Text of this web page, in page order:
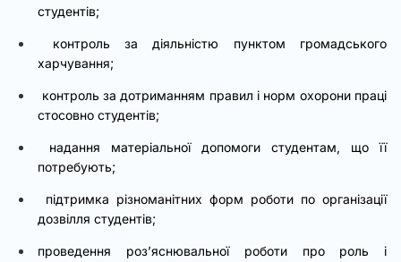
студентів;
контроль за діяльністю пунктом громадського
харчування;
контроль за дотриманням правил і норм охорони праці
стосовно студентів;
надання матеріальної допомоги студентам, що її
потребують;
підтримка різноманітних форм роботи по організації
дозвілля студентів;
проведення роз’яснювальної роботи про роль і